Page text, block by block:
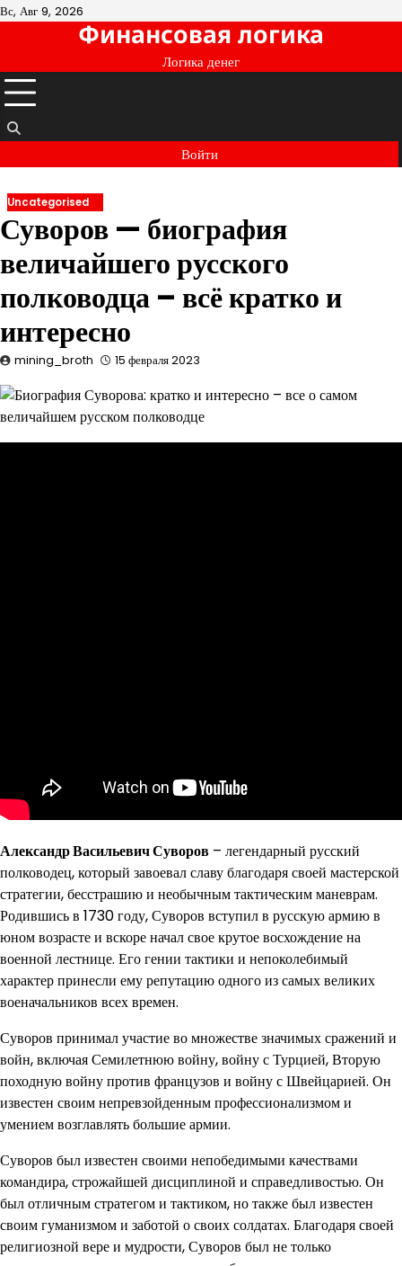
Перейти
Вс, Авг 9, 2026
Финансовая логика
Логика денег
Войти
Uncategorised
Суворов — биография
величайшего русского
полководца – всё кратко и
интересно
mining_broth 15 февраля 2023
Александр Васильевич Суворов – легендарный русский
полководец, который завоевал славу благодаря своей мастерской
стратегии, бесстрашию и необычным тактическим маневрам.
Родившись в 1730 году, Суворов вступил в русскую армию в
юном возрасте и вскоре начал свое крутое восхождение на
военной лестнице. Его гении тактики и непоколебимый
характер принесли ему репутацию одного из самых великих
военачальников всех времен.
Суворов принимал участие во множестве значимых сражений и
войн, включая Семилетнюю войну, войну с Турцией, Вторую
походную войну против французов и войну с Швейцарией. Он
известен своим непревзойденным профессионализмом и
умением возглавлять большие армии.
Суворов был известен своими непобедимыми качествами
командира, строжайшей дисциплиной и справедливостью. Он
был отличным стратегом и тактиком, но также был известен
своим гуманизмом и заботой о своих солдатах. Благодаря своей
религиозной вере и мудрости, Суворов был не только